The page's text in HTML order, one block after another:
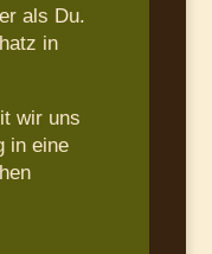
als Du.
in
wir uns
in eine